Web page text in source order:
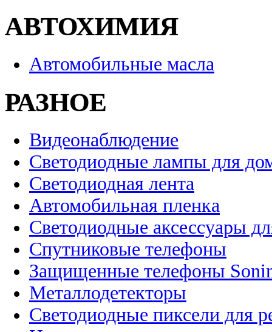
АВТОХИМИЯ
Автомобильные масла
РАЗНОЕ
Видеонаблюдение
Светодиодные лампы для
Светодиодная лента
Автомобильная пленка
Светодиодные аксессуары
Спутниковые телефоны
Защищенные телефоны
Металлодетекторы
Светодиодные пиксели для